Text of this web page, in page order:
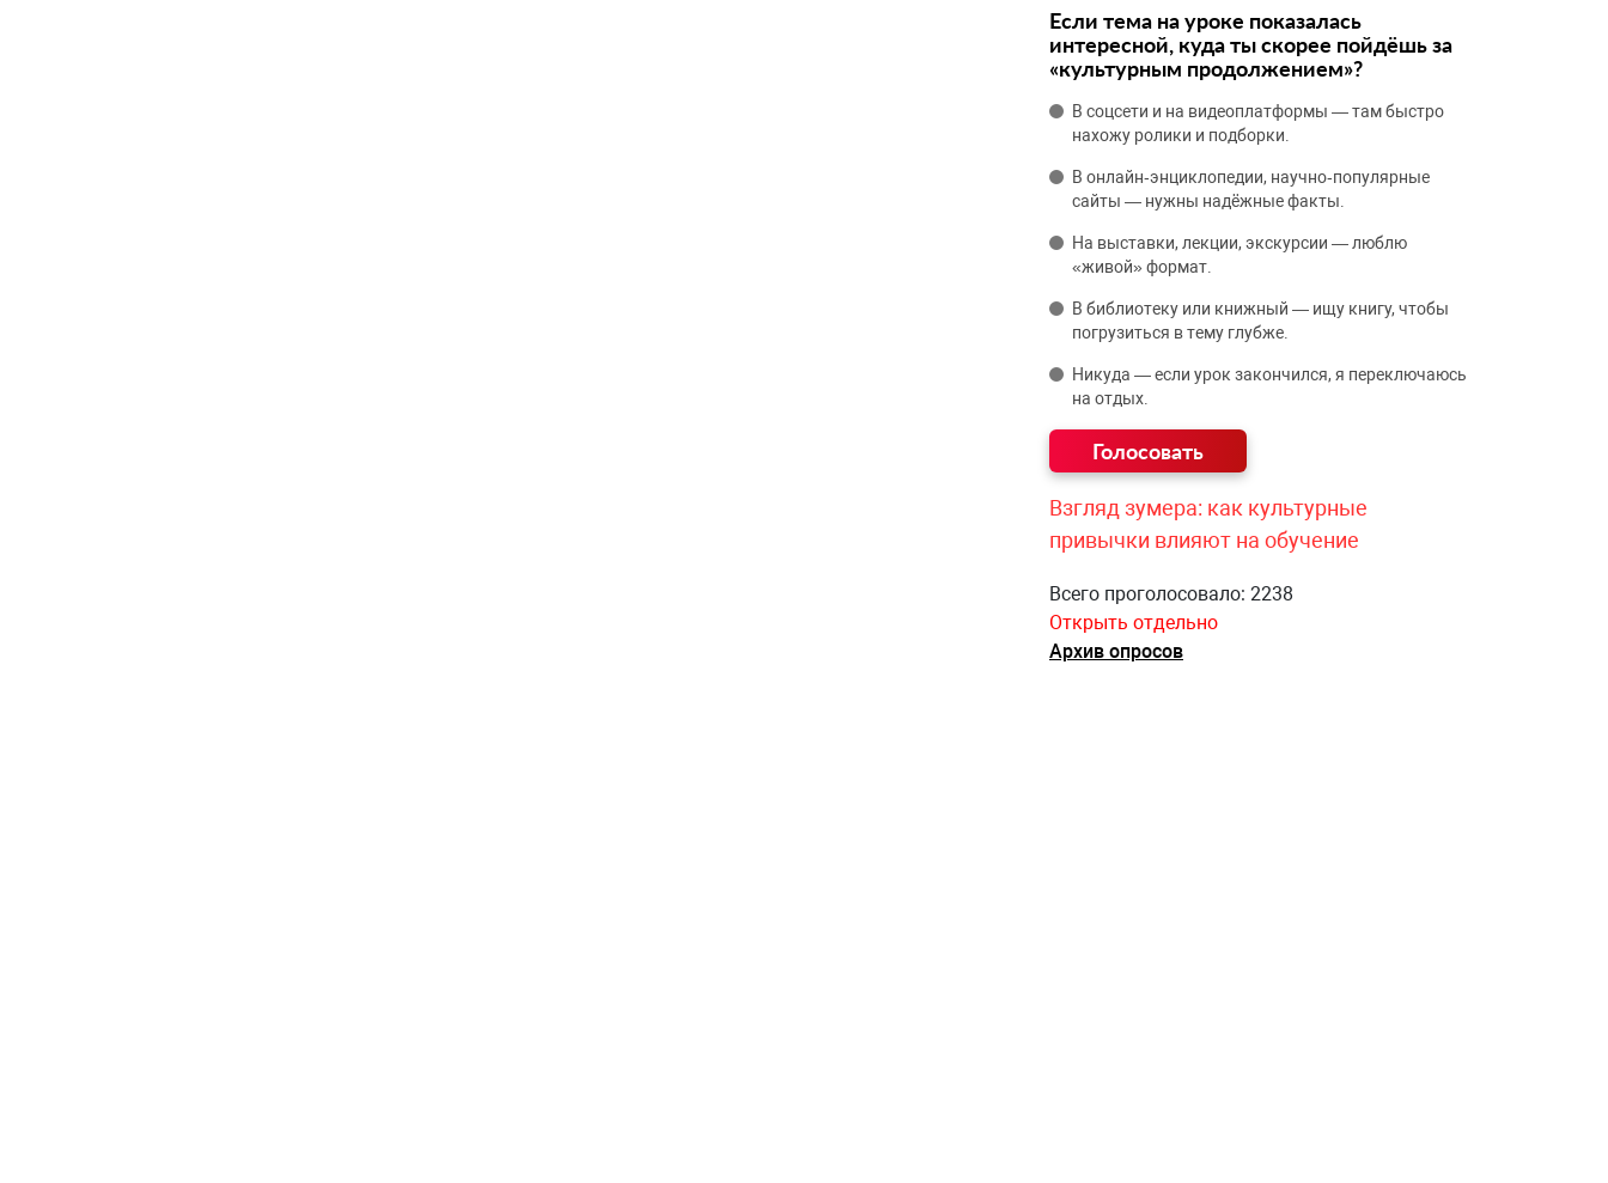
Если тема на уроке показалась
интересной, куда ты скорее пойдёшь за
«культурным продолжением»?
В соцсети и на видеоплатформы — там быстро
нахожу ролики и подборки.
В онлайн‑энциклопедии, научно‑популярные
сайты — нужны надёжные факты.
На выставки, лекции, экскурсии — люблю
«живой» формат.
В библиотеку или книжный — ищу книгу, чтобы
погрузиться в тему глубже.
Никуда — если урок закончился, я переключаюсь
на отдых.
Взгляд зумера: как культурные
привычки влияют на обучение
Всего проголосовало: 2238
Открыть отдельно
Архив опросов